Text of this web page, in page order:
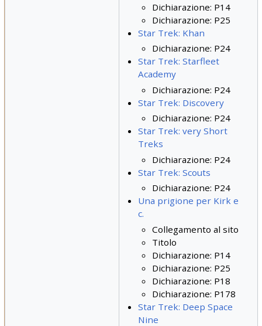
Dichiarazione: P14
Dichiarazione: P25
Star Trek: Khan
Dichiarazione: P24
Star Trek: Starfleet
Academy
Dichiarazione: P24
Star Trek: Discovery
Dichiarazione: P24
Star Trek: very Short
Treks
Dichiarazione: P24
Star Trek: Scouts
Dichiarazione: P24
Una prigione per Kirk e
c.
Collegamento al sito
Titolo
Dichiarazione: P14
Dichiarazione: P25
Dichiarazione: P18
Dichiarazione: P178
Star Trek: Deep Space
Nine